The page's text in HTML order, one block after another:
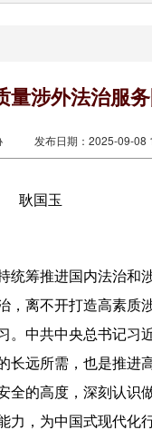
量涉外法治服
发布日期：2025-09-08
耿国玉
统筹推进国内法治和
离不开打造高素质
中共中央总书记习
远所需，也是推进
的高度，深刻认识
，为中国式现代化